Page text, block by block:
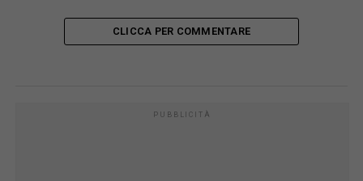
CLICCA PER COMMENTARE
PUBBLICITÀ